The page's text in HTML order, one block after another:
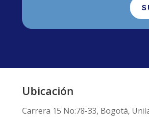
Ubicación
Carrera 15 No:78-33, Bogotá,